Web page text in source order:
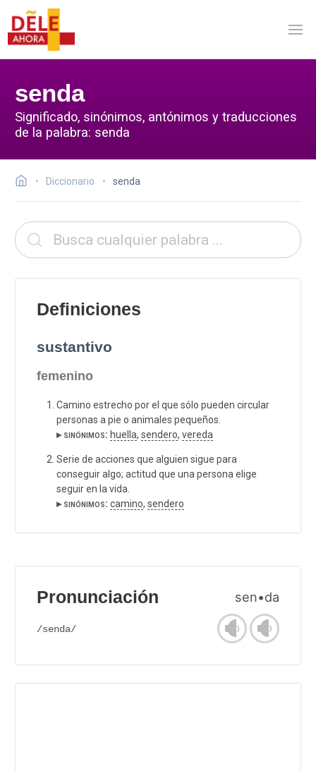
senda
Significado, sinónimos, antónimos y traducciones
de la palabra: senda
Diccionario senda
Definiciones
sustantivo
femenino
Camino estrecho por el que sólo pueden circular
personas a pie o animales pequeños.
▸ sinónimos: huella, sendero, vereda
Serie de acciones que alguien sigue para
conseguir algo; actitud que una persona elige
seguir en la vida.
▸ sinónimos: camino, sendero
Pronunciación sen•da
/senda/